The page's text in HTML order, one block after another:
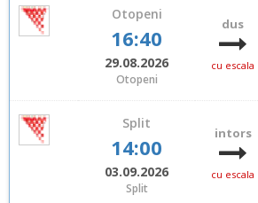
Otopeni
16:40
29.08.2026
Otopeni
dus
cu escala
Split
14:00
03.09.2026
Split
intors
cu escala